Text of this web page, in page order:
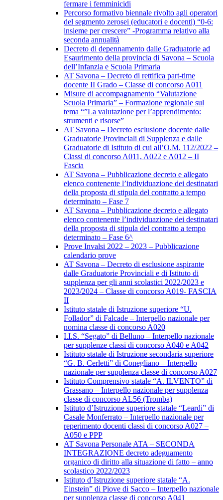
fermare i femminicidi
Percorso formativo biennale rivolto agli operatori
del segmento zerosei (educatori e docenti) “0-6:
insieme per crescere” -Programma relativo alla
seconda annualità
Decreto di depennamento dalle Graduatorie ad
Esaurimento della provincia di Savona – Scuola
dell’Infanzia e Scuola Primaria
AT Savona – Decreto di rettifica part-time
docente II Grado – Classe di concorso A011
Misure di accompagnamento “Valutazione
Scuola Primaria” – Formazione regionale sul
tema “”La valutazione per l’apprendimento:
strumenti e risorse”
AT Savona – Decreto esclusione docente dalle
Graduatorie Provinciali di Supplenza e dalle
Graduatorie di Istituto di cui all’O.M. 112/2022 –
Classi di concorso A011, A022 e A012 – II
Fascia
AT Savona – Pubblicazione decreto e allegato
elenco contenente l’individuazione dei destinatari
della proposta di stipula del contratto a tempo
determinato – Fase 7
AT Savona – Pubblicazione decreto e allegato
elenco contenente l’individuazione dei destinatari
della proposta di stipula del contratto a tempo
determinato – Fase 6^
Prove Invalsi 2022 – 2023 – Pubblicazione
calendario prove
AT Savona – Decreto di esclusione aspirante
dalle Graduatorie Provinciali e di Istituto di
supplenza per gli anni scolastici 2022/2023 e
2023/2024 – Classe di concorso A019- FASCIA
II
Istituto statale di Istruzione superiore “U.
Follador” di Falcade – Interpello nazionale per
nomina classe di concorso A020
I.I.S. “Segato” di Belluno – Interpello nazionale
per supplenze classi di concorso A040 e A042
Istituto statale di Istruzione secondaria superiore
“G. B. Cerletti” di Conegliano – Interpello
nazionale per supplenza classe di concorso A027
Istituto Comprensivo statale “A. ILVENTO” di
Grassano – Interpello nazionale per supplenza
classe di concorso AL56 (Tromba)
Istituto d’Istruzione superiore statale “Leardi” di
Casale Monferrato – Interpello nazionale per
reperimento docenti classi di concorso A027 –
A050 e PPP
AT Savona Personale ATA – SECONDA
INTEGRAZIONE decreto adeguamento
organico di diritto alla situazione di fatto – anno
scolastico 2022/2023
Istituto d’Istruzione superiore statale “A.
Einstein” di Piove di Sacco – Interpello nazionale
per supplenza classe di concorso A041